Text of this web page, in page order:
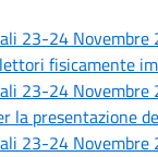
23-24 Novembre
fisicamente
23-24
la presentazione
23-24 Novembre